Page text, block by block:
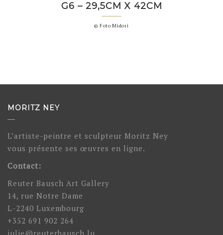
G6 – 29,5CM X 42CM
© Foto Midori
MORITZ NEY
L’artiste-peintre et sculpteur Moritz Ney
vous présente ses œuvres en ligne.
Contact:
Reuter Bausch Art Gallery
14, rue Notre Dame
L-2240 Luxembourg
+352 691 902 264